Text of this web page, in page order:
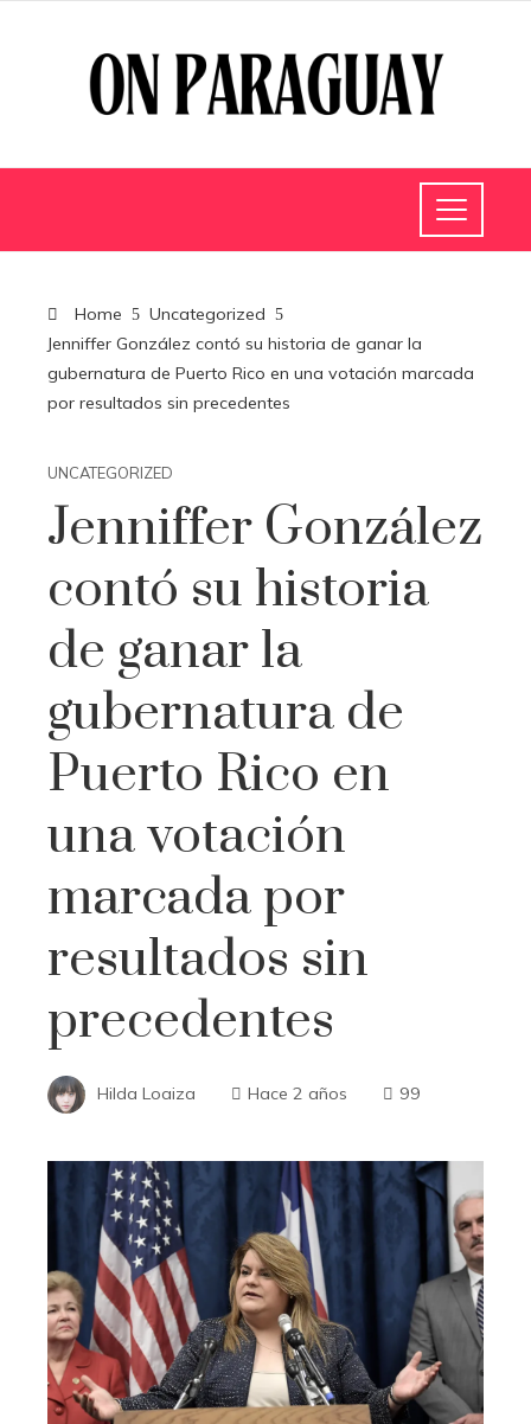
Home
Uncategorized
Jenniffer González contó su historia de ganar la
gubernatura de Puerto Rico en una votación marcada
por resultados sin precedentes
UNCATEGORIZED
Jenniffer González
contó su historia
de ganar la
gubernatura de
Puerto Rico en
una votación
marcada por
resultados sin
precedentes
Hilda Loaiza Hace 2 años 99